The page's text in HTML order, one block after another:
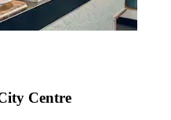
Centre